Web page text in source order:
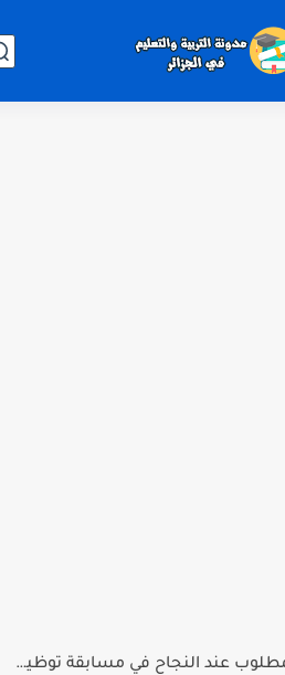
منصة توظيف الأساتذة .. الآن إعلان النتائج جميع الولات 2026...